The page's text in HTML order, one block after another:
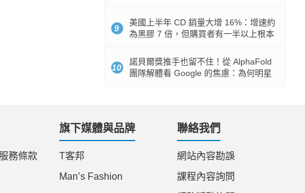
9
美國上半年 CD 銷量大增 16%：增速約
為黑膠 7 倍，但購買者有一半以上根本
10
諾貝爾獎推手也留不住！從 AlphaFold
團隊解體看 Google 的焦慮：為何明星
務條款
旗下媒體與品牌
T客邦
Man’s Fashion
聯絡我們
網站內容勘誤
課程內容詢問